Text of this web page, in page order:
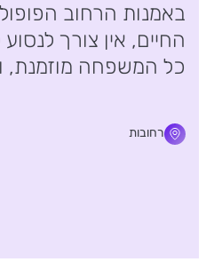
באמנות הרחוב
החיים, אין צורך
כל המשפחה מוזמנת,
רחובות